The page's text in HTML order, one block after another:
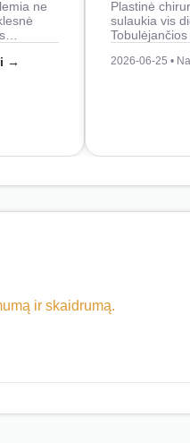
ne
→
Plastinė
sulaukia vis
Tobulėjančios
2026-06-25 •
ir skaidrumą.